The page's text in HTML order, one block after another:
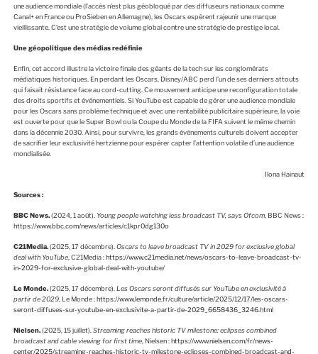
une audience mondiale (l’accès n’est plus géobloqué par des diffuseurs nationaux comme
Canal+ en France ou ProSieben en Allemagne), les Oscars espèrent rajeunir une marque
vieillissante. C’est une stratégie de volume global contre une stratégie de prestige local.
Une géopolitique des médias redéfinie
Enfin, cet accord illustre la victoire finale des géants de la tech sur les conglomérats
médiatiques historiques. En perdant les Oscars, Disney/ABC perd l’un de ses derniers attouts
qui faisait résistance face au cord-cutting. Ce mouvement anticipe une reconfiguration totale
des droits sportifs et événementiels. Si YouTube est capable de gérer une audience mondiale
pour les Oscars sans problème technique et avec une rentabilité publicitaire supérieure, la voie
est ouverte pour que le Super Bowl ou la Coupe du Monde de la FIFA suivent le même chemin
dans la décennie 2030. Ainsi, pour survivre, les grands événements culturels doivent accepter
de sacrifier leur exclusivité hertzienne pour espérer capter l’attention volatile d’une audience
mondialisée.
Ilona Hainaut
Sources:
BBC News.(2024, 1 août). Young people watching less broadcast TV, says Ofcom, BBC News :
https://www.bbc.com/news/articles/c1kpr0dg130o
C21Media.(2025, 17 décembre). Oscars to leave broadcast TV in 2029 for exclusive global
deal with YouTube, C21Media :https://www.c21media.net/news/oscars-to-leave-broadcast-tv-
in-2029-for-exclusive-global-deal-with-youtube/
Le Monde.(2025, 17 décembre).Les Oscars seront diffusés sur YouTube en exclusivité à
partir de 2029, Le Monde :https://www.lemonde.fr/culture/article/2025/12/17/les-oscars-
seront-diffuses-sur-youtube-en-exclusivite-a-partir-de-2029_6658436_3246.html
Nielsen.(2025, 15 juillet).Streaming reaches historic TV milestone: eclipses combined
broadcast and cable viewing for first time, Nielsen :https://www.nielsen.com/fr/news-
center/2025/streaming-reaches-historic-tv-milestone-eclipses-combined-broadcast-and-